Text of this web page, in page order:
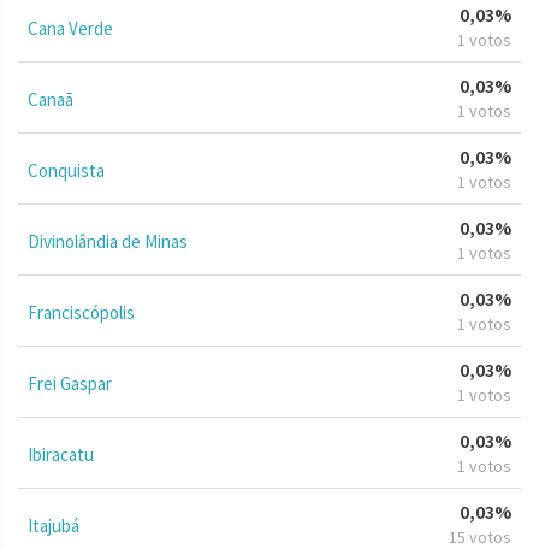
Cana Verde
0,03%
1 votos
Canaã
0,03%
1 votos
Conquista
0,03%
1 votos
Divinolândia de Minas
0,03%
1 votos
Franciscópolis
0,03%
1 votos
Frei Gaspar
0,03%
1 votos
Ibiracatu
0,03%
1 votos
Itajubá
0,03%
15 votos